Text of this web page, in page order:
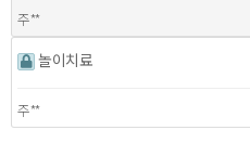
주**
놀이치료
주**